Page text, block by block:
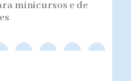
minicursos e de